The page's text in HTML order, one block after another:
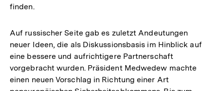
finden.
Auf russischer Seite gab es zuletzt Andeutungen
neuer Ideen, die als Diskussionsbasis im Hinblick auf
eine bessere und aufrichtigere Partnerschaft
vorgebracht wurden. Präsident Medwedew machte
einen neuen Vorschlag in Richtung einer Art